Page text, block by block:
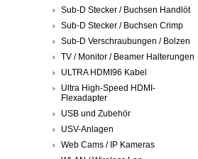
Sub-D Stecker / Buchsen Handlöt
Sub-D Stecker / Buchsen Crimp
Sub-D Verschraubungen / Bolzen
TV / Monitor / Beamer Halterungen
ULTRA HDMI96 Kabel
Ultra High-Speed HDMI-
Flexadapter
USB und Zubehör
USV-Anlagen
Web Cams / IP Kameras